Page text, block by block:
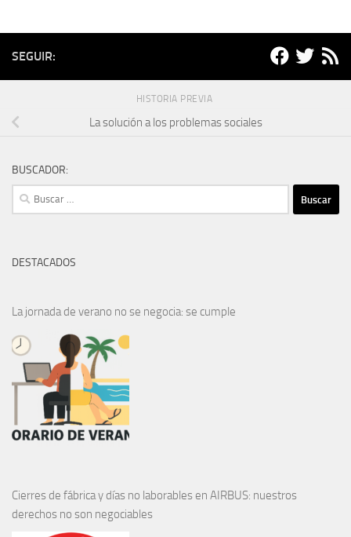
SEGUIR:
HISTORIA PREVIA
La solución a los problemas sociales
BUSCADOR:
Buscar:
DESTACADOS
La jornada de verano no se negocia: se cumple
Cierres de fábrica y días no laborables en AIRBUS: nuestros
derechos no son negociables